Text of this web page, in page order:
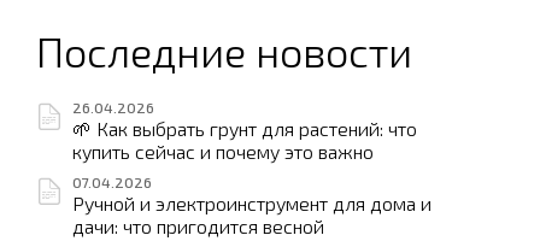
Последние новости
26.04.2026
🌱 Как выбрать грунт для растений: что
купить сейчас и почему это важно
07.04.2026
Ручной и электроинструмент для дома и
дачи: что пригодится весной